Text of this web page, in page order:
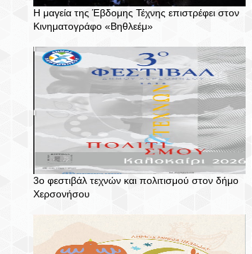
Η μαγεία της Έβδομης Τέχνης επιστρέφει στον
Κινηματογράφο «Βηθλεέμ»
3ο φεστιβάλ τεχνών και πολιτισμού στον δήμο
Χερσονήσου